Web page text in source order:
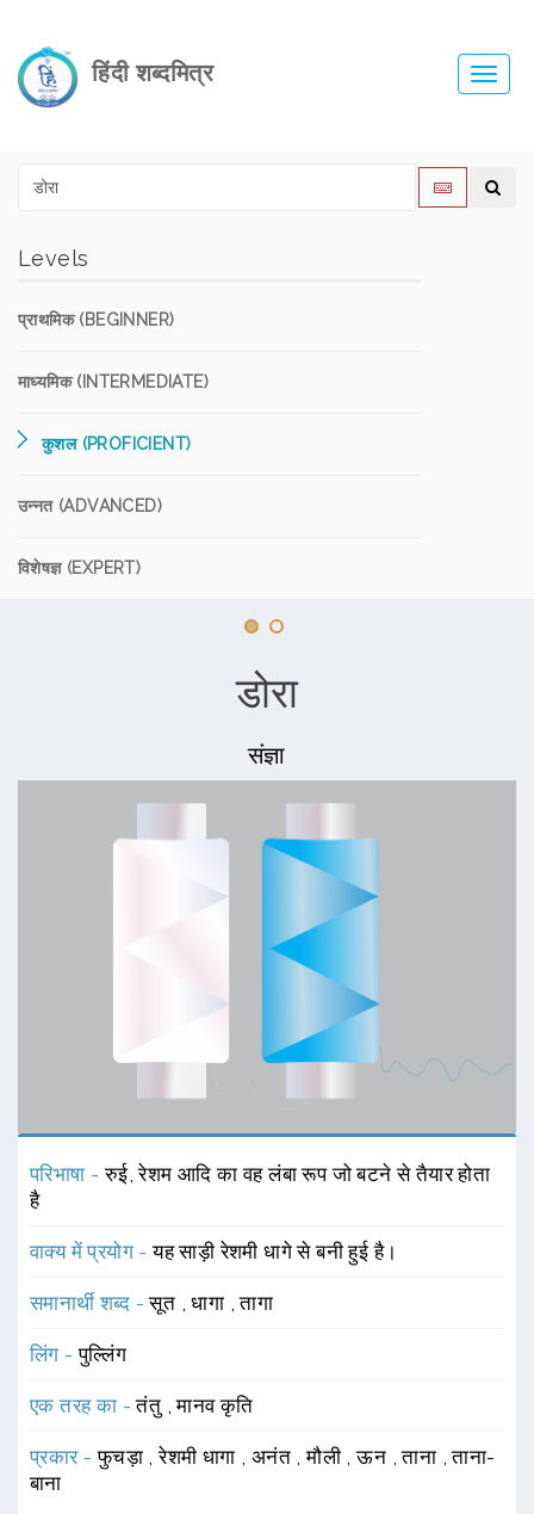
हिंदी शब्दमित्र
Levels
प्राथमिक (BEGINNER)
माध्यमिक (INTERMEDIATE)
कुशल (PROFICIENT)
उन्नत (ADVANCED)
विशेषज्ञ (EXPERT)
डोरा
संज्ञा
परिभाषा -रुई, रेशम आदि का वह लंबा रूप जो बटने से तैयार होता
है
वाक्य में प्रयोग -यह साड़ी रेशमी धागे से बनी हुई है।
समानार्थी शब्द -सूत ,धागा ,तागा
लिंग -पुल्लिंग
एक तरह का -तंतु ,मानव कृति
प्रकार -फुचड़ा ,रेशमी धागा अनंत ,मौली ,ऊन ,ताना ,ताना-
बाना